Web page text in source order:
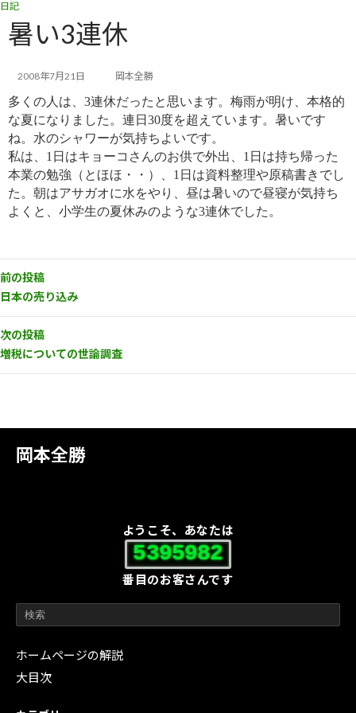
コ
テ
ス
キ
ッ
プ
ナ
ゲ
ン
に
移
動
岡本全勝
ようこそ、あなたは
5395982
番目のお客さんです
ホームページの解説
大目次
日記
暑い3連休
2008年7月21日 岡本全勝
多くの人は、3連休だったと思います。梅雨が明け、本格的
な夏になりました。連日30度を超えています。暑いです
ね。水のシャワーが気持ちよいです。
私は、1日はキョーコさんのお供で外出、1日は持ち帰った
本業の勉強（とほほ・・）、1日は資料整理や原稿書きでし
た。朝はアサガオに水をやり、昼は暑いので昼寝が気持ち
よくと、小学生の夏休みのような3連休でした。
前の投稿
日本の売り込み
次の投稿
増税についての世論調査